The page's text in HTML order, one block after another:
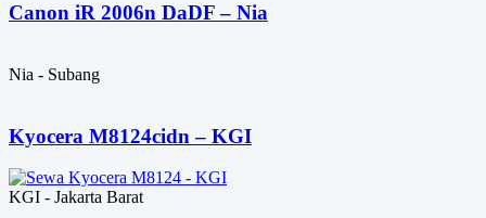
Canon iR 2006n DaDF – Nia
Nia - Subang
Kyocera M8124cidn – KGI
KGI - Jakarta Barat